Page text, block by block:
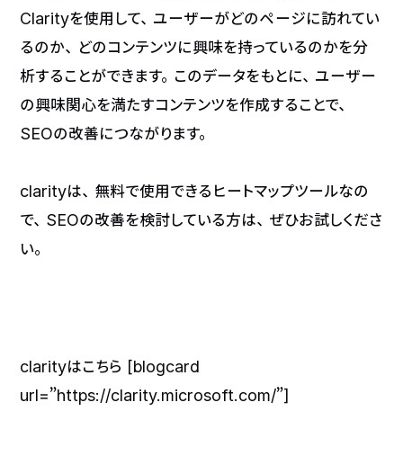
Clarityを使用して、ユーザーがどのページに訪れてい
るのか、どのコンテンツに興味を持っているのかを分
析することができます。このデータをもとに、ユーザー
の興味関心を満たすコンテンツを作成することで、
SEOの改善につながります。
clarityは、無料で使用できるヒートマップツールなの
で、SEOの改善を検討している方は、ぜひお試しくださ
い。
clarityはこちら [blogcard
url=”https://clarity.microsoft.com/”]